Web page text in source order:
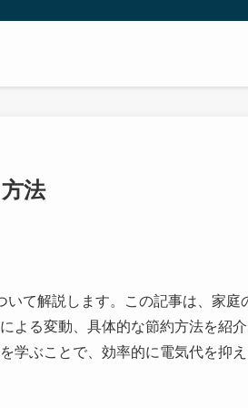
法
て解説します。この記事は、家庭
よる変動、具体的な節約方法を紹
学ぶことで、効率的に電気代を抑